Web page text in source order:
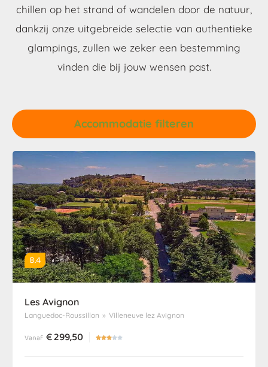
chillen op het strand of wandelen door de natuur,
dankzij onze uitgebreide selectie van authentieke
glampings, zullen we zeker een bestemming
vinden die bij jouw wensen past.
Accommodatie filteren
8.4
Les Avignon
Languedoc-Roussillon » Villeneuve lez Avignon
Vanaf €299,50  